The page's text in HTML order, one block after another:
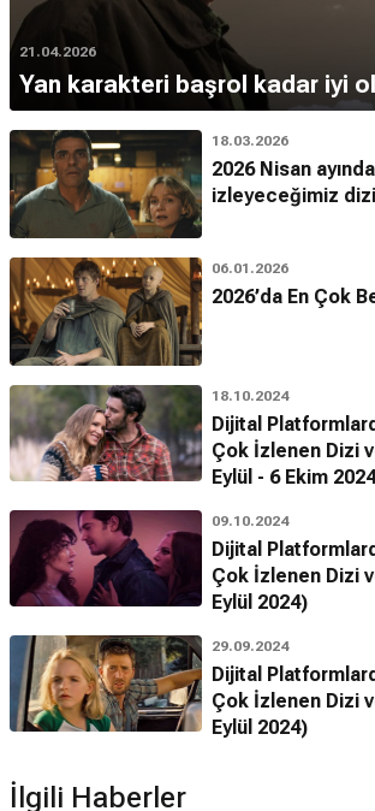
21.04.2026
Yan karakteri başrol kadar iyi
18.03.2026
2026 Nisan
izleyeceğimiz
06.01.2026
2026’da En Çok
18.10.2024
Dijital
Çok İzlenen Dizi
Eylül - 6 Ekim
09.10.2024
Dijital
Çok İzlenen Dizi
Eylül 2024)
29.09.2024
Dijital
Çok İzlenen Dizi
Eylül 2024)
İlgili Haberler